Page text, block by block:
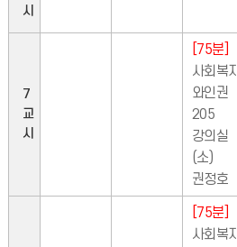
시
7
교
시
[75분]
사회복지
와인권
205
강의실
(소)
권정호
[75분]
사회복지